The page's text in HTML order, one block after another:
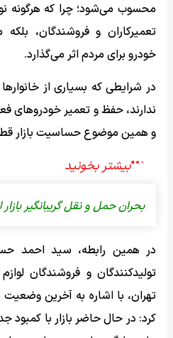
محسوب می‌شود؛ چرا که هرگونه
تعمیرکاران و فروشندگان،
خودرو برای مردم اثر می‌گذارد.
در شرایطی که بسیاری از
ندارند، حفظ و تعمیر خودروهای
و همین موضوع حساسیت بازار
بحران حمل و نقل گریبانگیر
در همین رابطه، سید احمد
تولیدکنندگان و فروشندگان
تهران، با اشاره به آخرین وضعیت
کرد: در حال حاضر بازار با